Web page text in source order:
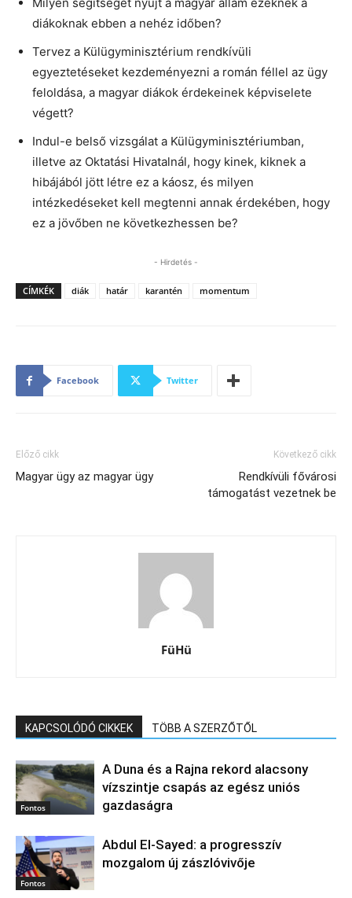
Milyen segítséget nyújt a magyar állam ezeknek a
diákoknak ebben a nehéz időben?
Tervez a Külügyminisztérium rendkívüli
egyeztetéseket kezdeményezni a román féllel az ügy
feloldása, a magyar diákok érdekeinek képviselete
végett?
Indul-e belső vizsgálat a Külügyminisztériumban,
illetve az Oktatási Hivatalnál, hogy kinek, kiknek a
hibájából jött létre ez a káosz, és milyen
intézkedéseket kell megtenni annak érdekében, hogy
ez a jövőben ne következhessen be?
- Hirdetés -
CÍMKÉK diák határ karantén momentum
Facebook Twitter
Előző cikk
Magyar ügy az magyar ügy
Következő cikk
Rendkívüli fővárosi
támogatást vezetnek be
FüHü
KAPCSOLÓDÓ CIKKEK TÖBB A SZERZŐTŐL
Fontos
A Duna és a Rajna rekord alacsony
vízszintje csapás az egész uniós
gazdaságra
Fontos
Abdul El‑Sayed: a progresszív
mozgalom új zászlóvivője